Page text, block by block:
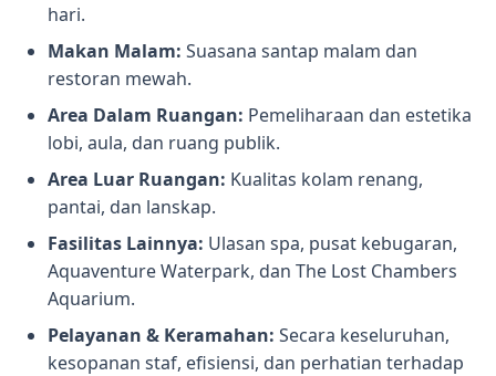
hari.
Makan Malam: Suasana santap malam dan
restoran mewah.
Area Dalam Ruangan: Pemeliharaan dan estetika
lobi, aula, dan ruang publik.
Area Luar Ruangan: Kualitas kolam renang,
pantai, dan lanskap.
Fasilitas Lainnya: Ulasan spa, pusat kebugaran,
Aquaventure Waterpark, dan The Lost Chambers
Aquarium.
Pelayanan & Keramahan: Secara keseluruhan,
kesopanan staf, efisiensi, dan perhatian terhadap